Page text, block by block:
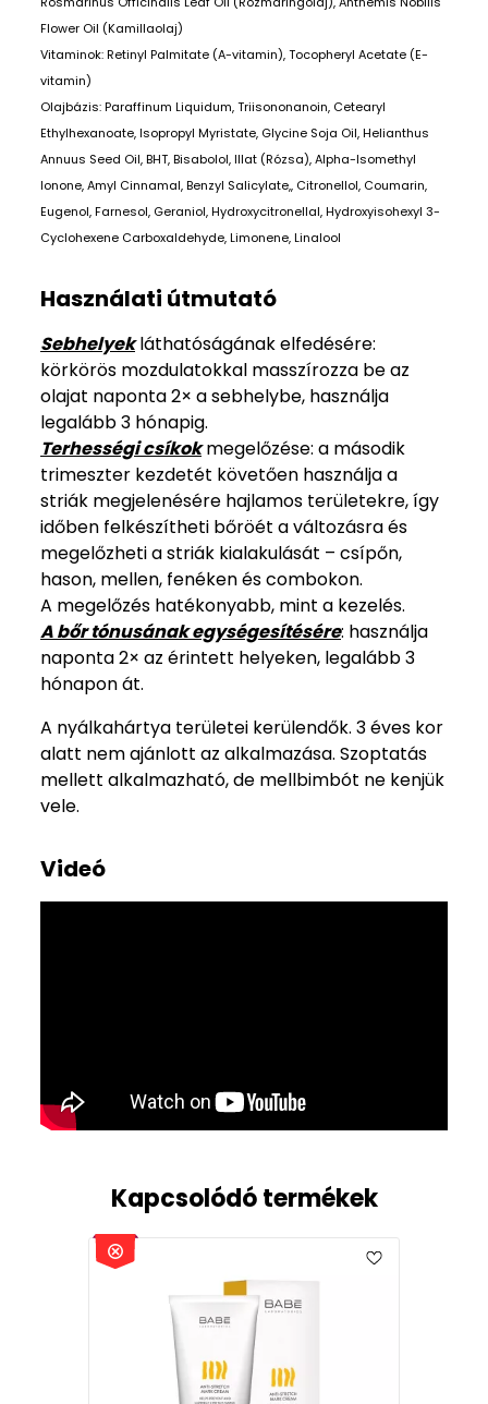
Flower Oil (Kamillaolaj)
Vitaminok: Retinyl Palmitate (A-vitamin), Tocopheryl Acetate (E-
vitamin)
Olajbázis: Paraffinum Liquidum, Triisononanoin, Cetearyl
Ethylhexanoate, Isopropyl Myristate, Glycine Soja Oil, Helianthus
Annuus Seed Oil, BHT, Bisabolol, Illat (Rózsa), Alpha-Isomethyl
Ionone, Amyl Cinnamal, Benzyl Salicylate,, Citronellol, Coumarin,
Eugenol, Farnesol, Geraniol, Hydroxycitronellal, Hydroxyisohexyl 3-
Cyclohexene Carboxaldehyde, Limonene, Linalool
Használati útmutató
Sebhelyekláthatóságának elfedésére:
körkörös mozdulatokkal masszírozza be az
olajat naponta 2× a sebhelybe, használja
legalább 3 hónapig.
Terhességi csíkokmegelőzése: a második
trimeszter kezdetét követően használja a
striák megjelenésére hajlamos területekre, így
időben felkészítheti bőröét a változásra és
megelőzheti a striák kialakulását – csípőn,
hason, mellen, fenéken és combokon.
A megelőzés hatékonyabb, mint a kezelés.
A bőr tónusának egységesítésére: használja
naponta 2× az érintett helyeken, legalább 3
hónapon át.
A nyálkahártya területei kerülendők. 3 éves kor
alatt nem ajánlott az alkalmazása. Szoptatás
mellett alkalmazható, de mellbimbót ne kenjük
vele.
Videó
Kapcsolódó termékek